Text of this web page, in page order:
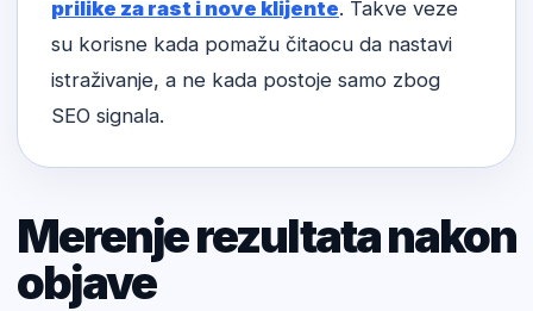
prilike za rast i nove klijente. Takve veze
su korisne kada pomažu čitaocu da nastavi
istraživanje, a ne kada postoje samo zbog
SEO signala.
Merenje rezultata nakon
objave